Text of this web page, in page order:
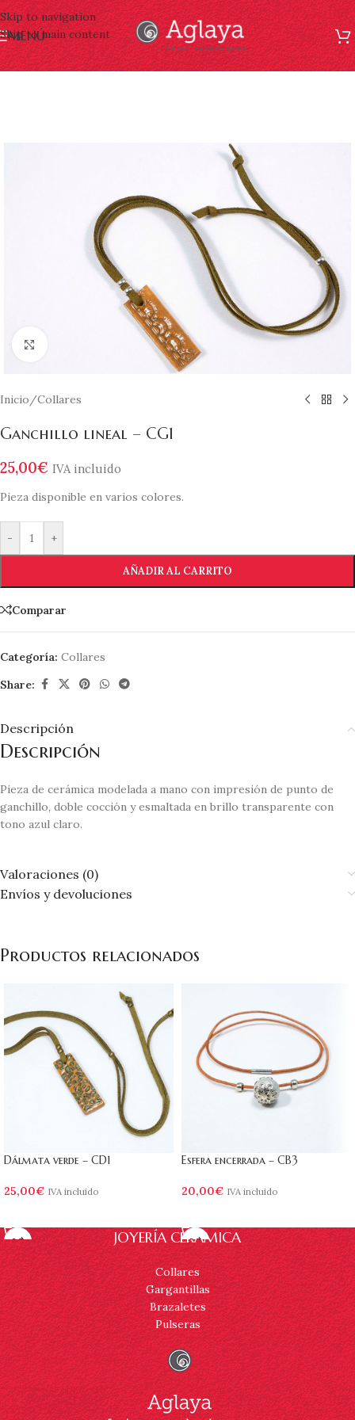
Skip to navigation
Skip to main content
MENÚ
Inicio/Collares
Ganchillo lineal – CG1
25,00€ IVA incluido
Pieza disponible en varios colores.
- +
AÑADIR AL CARRITO
Comparar
Categoría: Collares
Share:
Descripción
Descripción
Pieza de cerámica modelada a mano con impresión de punto de
ganchillo, doble cocción y esmaltada en brillo transparente con
tono azul claro.
Valoraciones (0)
Envíos y devoluciones
Productos relacionados
Dálmata verde – CD1
25,00€ IVA incluido
Esfera encerrada – CB3
20,00€ IVA incluido
JOYERÍA CERÁMICA
Collares
Gargantillas
Brazaletes
Pulseras